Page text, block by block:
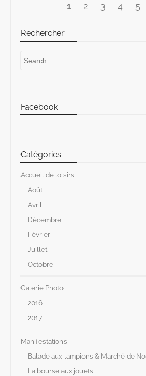
1 2 3 4 5
Rechercher
Facebook
Catégories
Accueil de loisirs
Août
Avril
Décembre
Février
Juillet
Octobre
Galerie Photo
2016
2017
Manifestations
Balade aux lampions & Marché de
La bourse aux jouets